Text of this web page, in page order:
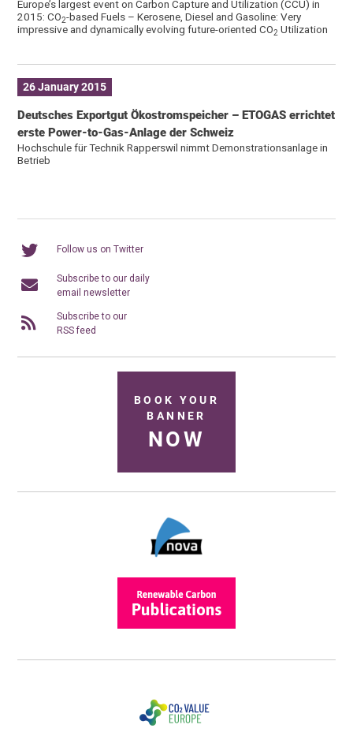
Europe’s largest event on Carbon Capture and Utilization (CCU) in
2015: CO2-based Fuels – Kerosene, Diesel and Gasoline: Very
impressive and dynamically evolving future-oriented CO2 Utilization
26 January 2015
Deutsches Exportgut Ökostromspeicher – ETOGAS errichtet
erste Power-to-Gas-Anlage der Schweiz
Hochschule für Technik Rapperswil nimmt Demonstrationsanlage in
Betrieb
Follow us on Twitter
Subscribe to our daily
email newsletter
Subscribe to our
RSS feed
BOOK YOUR
BANNER
NOW